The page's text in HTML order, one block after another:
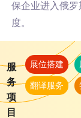
保企业进入俄
度。
服
务
项
目
展位搭建
翻译服务